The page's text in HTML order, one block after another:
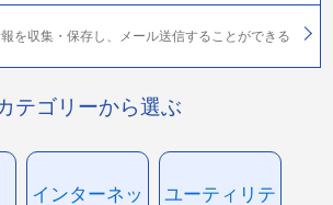
を収集・保存し、メール送信することができる
テゴリーから選ぶ
インターネッ
ユーティリテ